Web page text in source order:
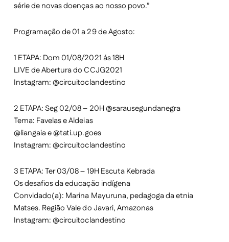
série de novas doenças ao nosso povo.”
Programação de 01 a 29 de Agosto:
1 ETAPA: Dom 01/08/2021 ás 18H
LIVE de Abertura do CCJG2021
Instagram: @circuitoclandestino
2 ETAPA: Seg 02/08 – 20H @sarausegundanegra
Tema: Favelas e Aldeias
@liangaia e @tati.up.goes
Instagram: @circuitoclandestino
3 ETAPA: Ter 03/08 – 19H Escuta Kebrada
Os desafios da educação indígena
Convidado(a): Marina Mayuruna, pedagoga da etnia
Matses. Região Vale do Javari, Amazonas
Instagram: @circuitoclandestino